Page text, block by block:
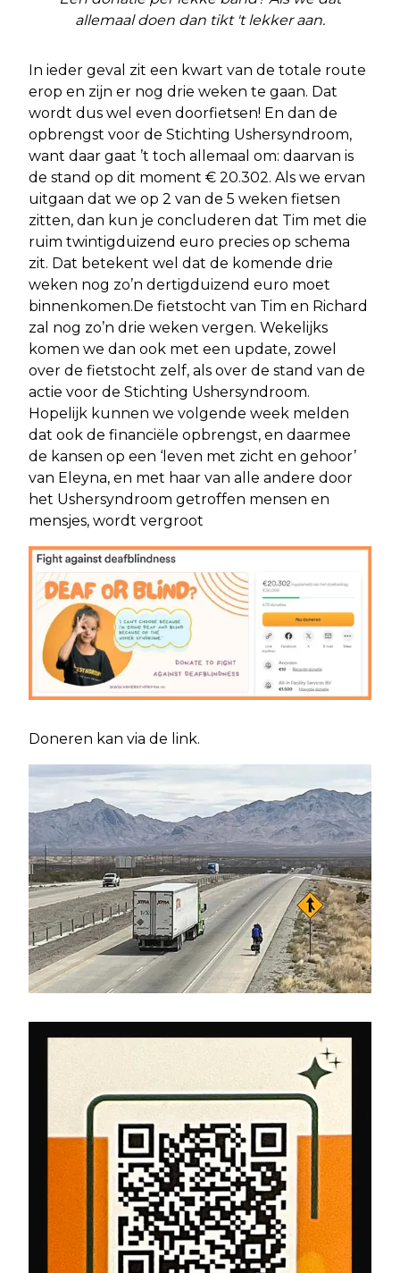
allemaal doen dan tikt 't lekker aan.
In ieder geval zit een kwart van de totale route
erop en zijn er nog drie weken te gaan. Dat
wordt dus wel even doorfietsen! En dan de
opbrengst voor de Stichting Ushersyndroom,
want daar gaat ’t toch allemaal om: daarvan is
de stand op dit moment € 20.302. Als we ervan
uitgaan dat we op 2 van de 5 weken fietsen
zitten, dan kun je concluderen dat Tim met die
ruim twintigduizend euro precies op schema
zit. Dat betekent wel dat de komende drie
weken nog zo’n dertigduizend euro moet
binnenkomen.De fietstocht van Tim en Richard
zal nog zo’n drie weken vergen. Wekelijks
komen we dan ook met een update, zowel
over de fietstocht zelf, als over de stand van de
actie voor de Stichting Ushersyndroom.
Hopelijk kunnen we volgende week melden
dat ook de financiële opbrengst, en daarmee
de kansen op een ‘leven met zicht en gehoor’
van Eleyna, en met haar van alle andere door
het Ushersyndroom getroffen mensen en
mensjes, wordt vergroot
Doneren kan via de link.